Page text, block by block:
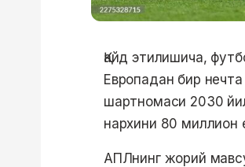
Қайд этилишича,
Европадан бир
шартномаси 2030
нархини 80 миллион
АПЛнинг жорий